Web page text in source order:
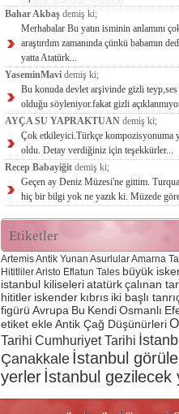
Bahar Akbaş demiş ki;
Merhabalar Bu yatın isminin anlamını
araştırdım zamanında çünkü babamın
yatta Atatürk...
YaseminMavi demiş ki;
Bu konuda devlet arşivinde gizli teyp,ses
olduğu söyleniyor.fakat gizli
AYÇA SU YAPRAKTUAN demiş ki;
Çok etkileyici.Türkçe kompozisyonuma
oldu. Detay verdiğiniz için teşekkürler...
Recep Babayiğit demiş ki;
Geçen ay Deniz Müzesi'ne gittim.
hiç bir bilgi yok ne yazık ki. Müzede
Etiketler
ArtemisAntik Yunan AsurlularAmarna
HititlilerAristo Eflatun Tales büyük
istanbul kiliseleriatatürkçalınan
hititler iskender kıbrıs iki başlı
figürü Avrupa Bu KendiOsmanlı
etiket ekleAntik Çağ Düşünürleri
Tarihi Cumhuriyet Tarihi
Çanakkaleİstanbul
yerlerİstanbul gezilecek